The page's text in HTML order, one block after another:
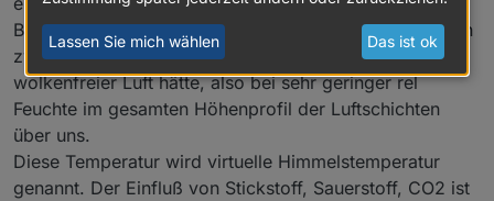
Bewölkungsberechnung. Jetzt brauchen wir noch einen
zweiten Punkt und das ist die Temperatur, die man bei
wolkenfreier Luft hätte, also bei sehr geringer rel
Feuchte im gesamten Höhenprofil der Luftschichten
über uns.
Diese Temperatur wird virtuelle Himmelstemperatur
genannt. Der Einfluß von Stickstoff, Sauerstoff, CO2 ist
Lassen Sie mich wählen Das ist ok